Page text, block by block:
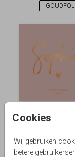
Cookies
Wij gebruiken
betere